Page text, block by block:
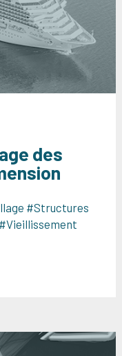
des
#Structures